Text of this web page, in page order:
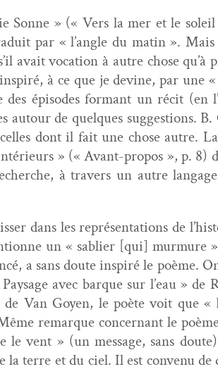
Sonne » (« Vers la mer et le
par « l’angle du matin ».
avait voca­tion à autre chose
à ce que je devine, par une
des épisodes for­mant un réc­it
autour de quelques sug­ges­tions.
dont il fait une chose autre.
» (« Avant-pro­pos », p. 8)
à tra­vers un autre
dans les représen­ta­tions de
un « sabli­er [qui] mur­mure
a sans doute inspiré le
avec bar­que sur l’eau »
Van Goyen, le poète voit que
remar­que con­cer­nant le
vent » (un mes­sage, sans
la terre et du ciel. Il est con­venu